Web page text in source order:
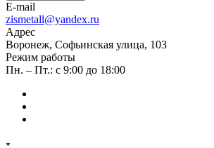
E-mail
zismetall@yandex.ru
Адрес
Воронеж, Софьинская улица, 103
Режим работы
Пн. – Пт.: с 9:00 до 18:00